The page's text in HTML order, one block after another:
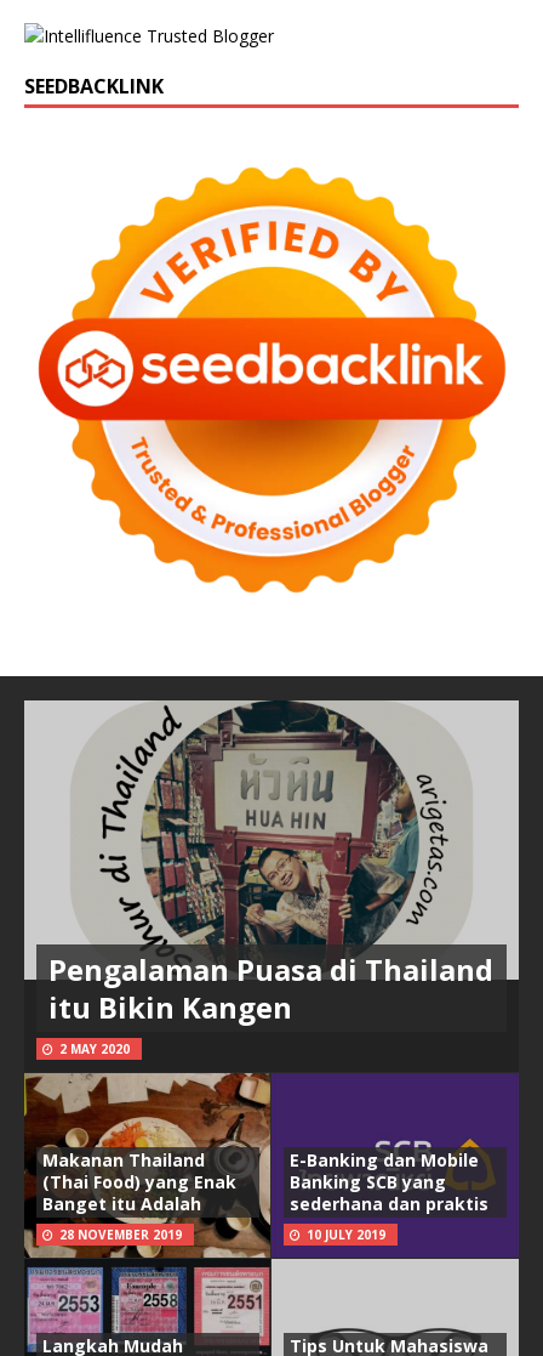
SEEDBACKLINK
Pengalaman Puasa di Thailand
itu Bikin Kangen
2 MAY 2020
Makanan Thailand
(Thai Food) yang Enak
Banget itu Adalah
28 NOVEMBER 2019
E-Banking dan Mobile
Banking SCB yang
sederhana dan praktis
10 JULY 2019
Langkah Mudah Tips Untuk Mahasiswa